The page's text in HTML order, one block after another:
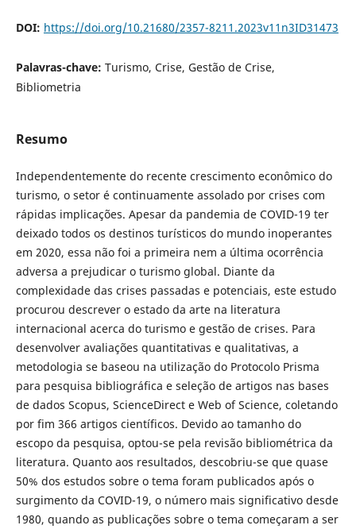
DOI: https://doi.org/10.21680/2357-8211.2023v11n3ID31473
Palavras-chave: Turismo, Crise, Gestão de Crise,
Bibliometria
Resumo
Independentemente do recente crescimento econômico do
turismo, o setor é continuamente assolado por crises com
rápidas implicações. Apesar da pandemia de COVID-19 ter
deixado todos os destinos turísticos do mundo inoperantes
em 2020, essa não foi a primeira nem a última ocorrência
adversa a prejudicar o turismo global. Diante da
complexidade das crises passadas e potenciais, este estudo
procurou descrever o estado da arte na literatura
internacional acerca do turismo e gestão de crises. Para
desenvolver avaliações quantitativas e qualitativas, a
metodologia se baseou na utilização do Protocolo Prisma
para pesquisa bibliográfica e seleção de artigos nas bases
de dados Scopus, ScienceDirect e Web of Science, coletando
por fim 366 artigos científicos. Devido ao tamanho do
escopo da pesquisa, optou-se pela revisão bibliométrica da
literatura. Quanto aos resultados, descobriu-se que quase
50% dos estudos sobre o tema foram publicados após o
surgimento da COVID-19, o número mais significativo desde
1980, quando as publicações sobre o tema começaram a ser